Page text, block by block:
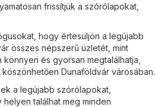
frissítjük a szórólapokat,
hogy értesüljön a legújabb
összes népszerű üzletét, mint
és gyorsan megtalálhatja,
Dunaföldvár városában.
a legújabb szórólapokat,
találhat meg minden